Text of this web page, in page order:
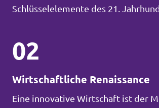
Schlüsselelemente des 21.
02
Wirtschaftliche Renaissance
Eine innovative Wirtschaft ist der